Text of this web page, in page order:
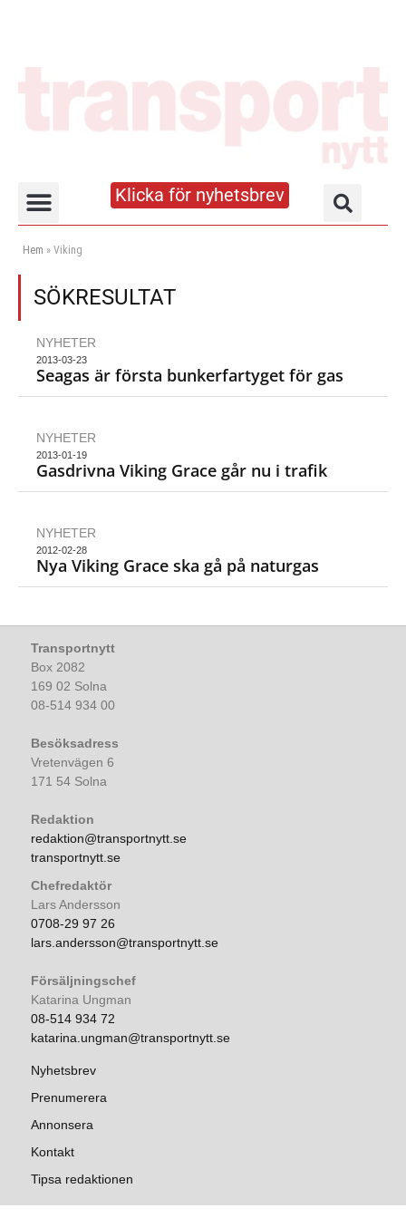
Klicka för nyhetsbrev
Hem » Viking
SÖKRESULTAT
NYHETER
2013-03-23
Seagas är första bunkerfartyget för gas
NYHETER
2013-01-19
Gasdrivna Viking Grace går nu i trafik
NYHETER
2012-02-28
Nya Viking Grace ska gå på naturgas
Transportnytt
Box 2082
169 02 Solna
08-514 934 00
Besöksadress
Vretenvägen 6
171 54 Solna
Redaktion
redaktion@transportnytt.se
transportnytt.se
Chefredaktör
Lars Andersson
0708-29 97 26
lars.andersson@transportnytt.se
Försäljningschef
Katarina Ungman
08-514 934 72
katarina.ungman@transportnytt.se
Nyhetsbrev
Prenumerera
Annonsera
Kontakt
Tipsa redaktionen